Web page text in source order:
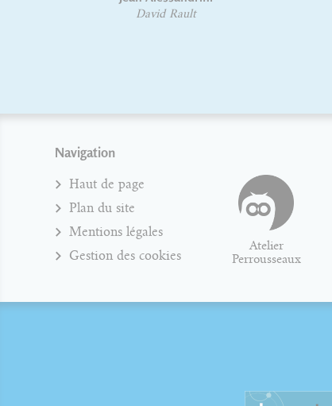
Navigation
Haut de page
Plan du site
Mentions légales
Gestion des cookies
Atelier
Perrousseaux